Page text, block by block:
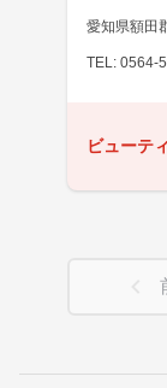
愛知県額田
TEL: 0564-
ビューテ